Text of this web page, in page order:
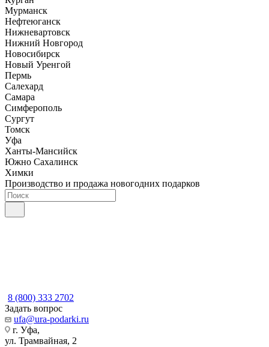
Мурманск
Нефтеюганск
Нижневартовск
Нижний Новгород
Новосибирск
Новый Уренгой
Пермь
Салехард
Самара
Симферополь
Сургут
Томск
Уфа
Ханты-Мансийск
Южно Сахалинск
Химки
Производство и продажа новогодних подарков
8 (800) 333 2702
Задать вопрос
ufa@ura-podarki.ru
г. Уфа,
ул. Трамвайная, 2